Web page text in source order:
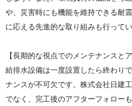
や、災害時にも機能を維持できる耐
に応える先進的な取り組みも行ってい
【長期的な視点でのメンテナンスと
給排水設備は一度設置したら終わり
ナンスが不可欠です。株式会社日建
でなく、完工後のアフターフォロー